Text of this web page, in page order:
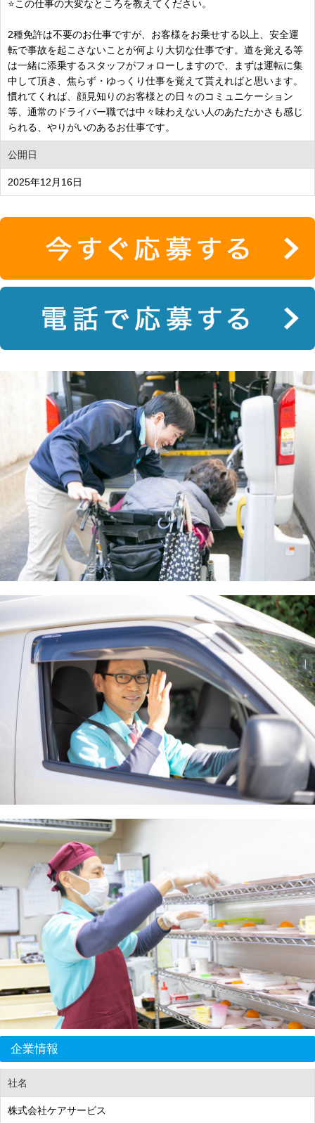
⭐この仕事の大変なところを教えてください。
2種免許は不要のお仕事ですが、お客様をお乗せする以上、安全運
転で事故を起こさないことが何より大切な仕事です。道を覚える等
は一緒に添乗するスタッフがフォローしますので、まずは運転に集
中して頂き、焦らず・ゆっくり仕事を覚えて貰えればと思います。
慣れてくれば、顔見知りのお客様との日々のコミュニケーション
等、通常のドライバー職では中々味わえない人のあたたかさも感じ
られる、やりがいのあるお仕事です。
公開日
2025年12月16日
企業情報
社名
株式会社ケアサービス